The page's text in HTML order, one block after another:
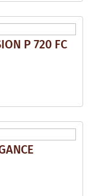
P 720 FC